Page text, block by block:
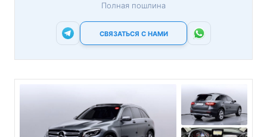
Полная пошлина
СВЯЗАТЬСЯ С НАМИ